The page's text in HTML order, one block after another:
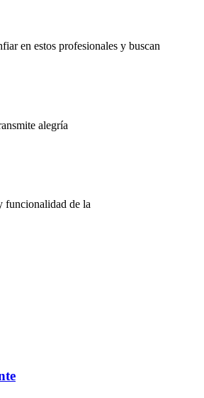
en estos profesionales y buscan
alegría
funcionalidad de la